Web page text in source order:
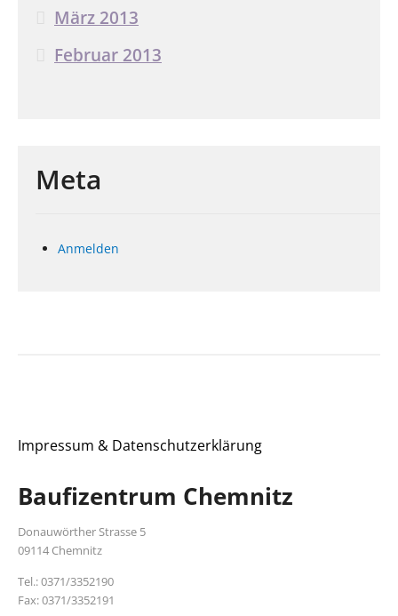
März 2013
Februar 2013
Meta
Anmelden
Impressum & Datenschutzerklärung
Baufizentrum Chemnitz
Donauwörther Strasse 5
09114 Chemnitz
Tel.: 0371/3352190
Fax: 0371/3352191